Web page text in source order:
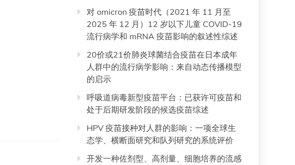
对 omicron 疫苗时代（2021 年 11 月至
2025 年 12 月）12 岁以下儿童 COVID-19
流行病学和 mRNA 疫苗影响的叙述性综述
20价或21价肺炎球菌结合疫苗在日本成年
人群中的流行病学影响：来自动态传播模型
的启示
呼吸道病毒新型疫苗平台：已获许可疫苗和
处于后期研发阶段的候选疫苗综述
HPV 疫苗接种对人群的影响：一项全球生
态学、横断面研究和队列研究的系统评价
开发一种佐剂型、高剂量、细胞培养的流感